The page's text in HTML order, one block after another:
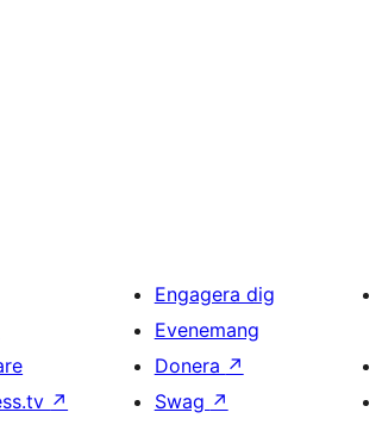
↗
Engagera dig
Evenemang
Donera ↗
Swag ↗